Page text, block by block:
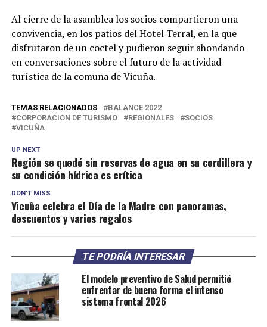
Al cierre de la asamblea los socios compartieron una
convivencia, en los patios del Hotel Terral, en la que
disfrutaron de un coctel y pudieron seguir ahondando
en conversaciones sobre el futuro de la actividad
turística de la comuna de Vicuña.
TEMAS RELACIONADOS
BALANCE 2022
CORPORACIÓN DE TURISMO
REGIONALES
SOCIOS
VICUÑA
UP NEXT
Región se quedó sin reservas de agua en su cordillera y
su condición hídrica es crítica
DON'T MISS
Vicuña celebra el Día de la Madre con panoramas,
descuentos y varios regalos
TE PODRÍA INTERESAR
El modelo preventivo de Salud permitió
enfrentar de buena forma el intenso
sistema frontal 2026